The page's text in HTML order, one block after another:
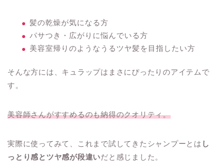
髪の乾燥が気になる方
パサつき・広がりに悩んでいる方
美容室帰りのようなうるツヤ髪を目指したい方
そんな方には、キュラップはまさにぴったりのアイテムで
す。
美容師さんがすすめるのも納得のクオリティ。
実際に使ってみて、これまで試してきたシャンプーとは し
っとり感とツヤ感が段違いだと感じました。